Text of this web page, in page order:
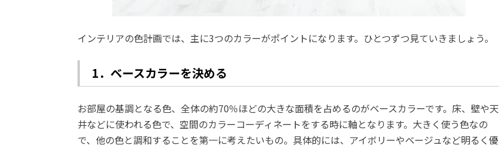
インテリアの色計画では、主に3つのカラーがポイントになります。ひとつずつ見ていきましょう。
1．ベースカラーを決める
お部屋の基調となる色、全体の約70％ほどの大きな面積を占めるのがベースカラーです。床、壁や天
井などに使われる色で、空間のカラーコーディネートをする時に軸となります。大きく使う色なの
で、他の色と調和することを第一に考えたいもの。具体的には、アイボリーやベージュなど明るく優